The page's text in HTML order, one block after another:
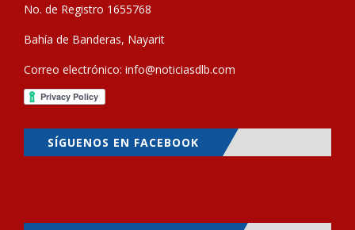
No. de Registro 1655768
Bahía de Banderas, Nayarit
Correo electrónico: info@noticiasdlb.com
SÍGUENOS EN FACEBOOK